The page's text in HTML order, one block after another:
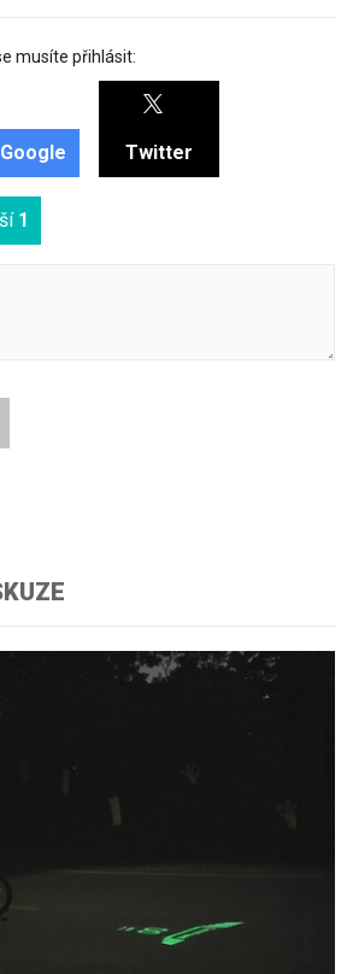
musíte přihlásit:
Google Twitter
1